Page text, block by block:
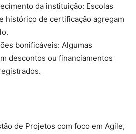
da instituição: Escolas
histórico de certificação agregam
bonificáveis: Algumas
descontos ou financiamentos
de Projetos com foco em Agile,